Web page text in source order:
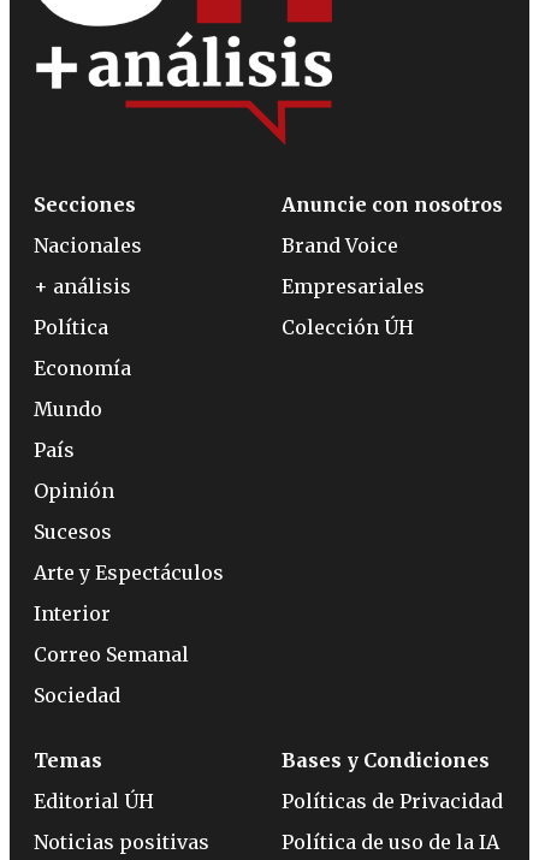
Secciones
Nacionales
+ análisis
Política
Economía
Mundo
País
Opinión
Sucesos
Arte y Espectáculos
Interior
Correo Semanal
Sociedad
Anuncie con nosotros
Brand Voice
Empresariales
Colección ÚH
Temas
Editorial ÚH
Noticias positivas
Bases y Condiciones
Políticas de Privacidad
Política de uso de la IA